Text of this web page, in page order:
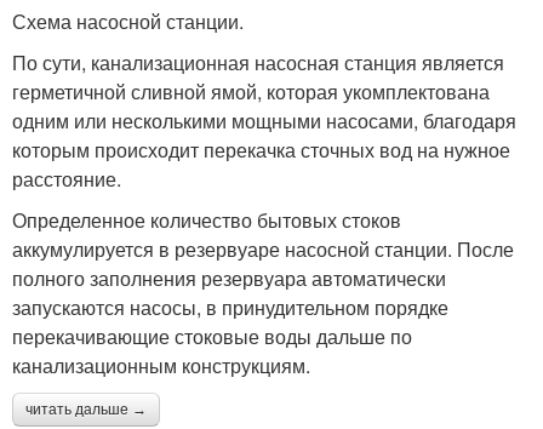
Схема насосной станции.
По сути, канализационная насосная станция является
герметичной сливной ямой, которая укомплектована
одним или несколькими мощными насосами, благодаря
которым происходит перекачка сточных вод на нужное
расстояние.
Определенное количество бытовых стоков
аккумулируется в резервуаре насосной станции. После
полного заполнения резервуара автоматически
запускаются насосы, в принудительном порядке
перекачивающие стоковые воды дальше по
канализационным конструкциям.
читать дальше →